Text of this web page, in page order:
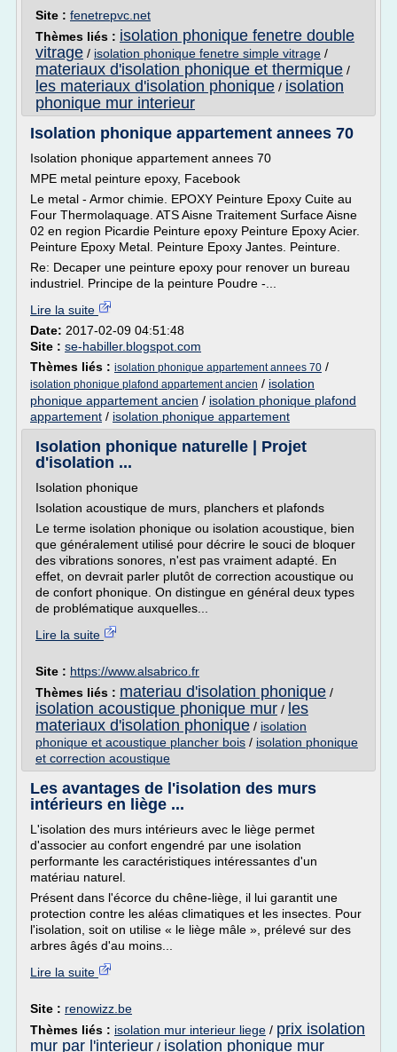
Site : fenetrepvc.net
Thèmes liés : isolation phonique fenetre double
vitrage / isolation phonique fenetre simple vitrage /
materiaux d'isolation phonique et thermique /
les materiaux d'isolation phonique / isolation
phonique mur interieur
Isolation phonique appartement annees 70
Isolation phonique appartement annees 70
MPE metal peinture epoxy, Facebook
Le metal - Armor chimie. EPOXY Peinture Epoxy Cuite au
Four Thermolaquage. ATS Aisne Traitement Surface Aisne
02 en region Picardie Peinture epoxy Peinture Epoxy Acier.
Peinture Epoxy Metal. Peinture Epoxy Jantes. Peinture.
Re: Decaper une peinture epoxy pour renover un bureau
industriel. Principe de la peinture Poudre -...
Lire la suite
Date: 2017-02-09 04:51:48
Site : se-habiller.blogspot.com
Thèmes liés : isolation phonique appartement annees 70 /
isolation phonique plafond appartement ancien / isolation
phonique appartement ancien / isolation phonique plafond
appartement / isolation phonique appartement
Isolation phonique naturelle | Projet
d'isolation ...
Isolation phonique
Isolation acoustique de murs, planchers et plafonds
Le terme isolation phonique ou isolation acoustique, bien
que généralement utilisé pour décrire le souci de bloquer
des vibrations sonores, n'est pas vraiment adapté. En
effet, on devrait parler plutôt de correction acoustique ou
de confort phonique. On distingue en général deux types
de problématique auxquelles...
Lire la suite
Site : https://www.alsabrico.fr
Thèmes liés : materiau d'isolation phonique /
isolation acoustique phonique mur / les
materiaux d'isolation phonique / isolation
phonique et acoustique plancher bois / isolation phonique
et correction acoustique
Les avantages de l'isolation des murs
intérieurs en liège ...
L'isolation des murs intérieurs avec le liège permet
d'associer au confort engendré par une isolation
performante les caractéristiques intéressantes d'un
matériau naturel.
Présent dans l'écorce du chêne-liège, il lui garantit une
protection contre les aléas climatiques et les insectes. Pour
l'isolation, soit on utilise « le liège mâle », prélevé sur des
arbres âgés d'au moins...
Lire la suite
Site : renowizz.be
Thèmes liés : isolation mur interieur liege / prix isolation
mur par l'interieur / isolation phonique mur